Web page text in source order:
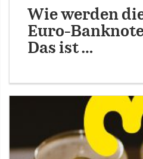
Wie werden
Euro-
Das ist …